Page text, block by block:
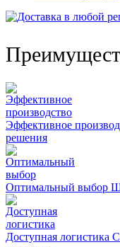
Эффективное
решения
Оптимальный выбор
Доступная логистика